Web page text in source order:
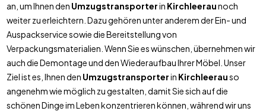
an, um Ihnen den Umzugstransporterin Kirchleeraunoch
weiter zu erleichtern. Dazu gehören unter anderem der Ein- und
Auspackservice sowie die Bereitstellung von
Verpackungsmaterialien. Wenn Sie es wünschen, übernehmen wir
auch die Demontage und den Wiederaufbau Ihrer Möbel. Unser
Ziel ist es, Ihnen den Umzugstransporterin Kirchleerauso
angenehm wie möglich zu gestalten, damit Sie sich auf die
schönen Dinge im Leben konzentrieren können, während wir uns